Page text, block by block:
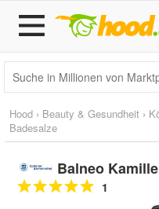
Hood › Beauty & Gesundheit ›
Badesalze
Balneo
1